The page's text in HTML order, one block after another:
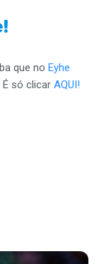
que no Eyhe
só clicar AQUI!